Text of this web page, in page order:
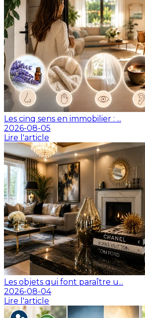
Les cinq sens en immobilier : ...
2026-08-05
Lire l'article
Les objets qui font paraître u...
2026-08-04
Lire l'article